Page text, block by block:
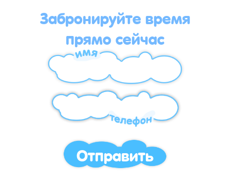
Забронируйте время
прямо сейчас
Отправить